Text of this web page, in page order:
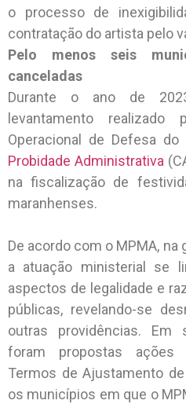
o processo de
contratação do artista pelo
Pelo menos seis
canceladas
Durante o ano de
levantamento
Operacional de Defesa
Probidade Administrativa
na fiscalização de
maranhenses.
De acordo com o MPMA,
a atuação ministerial se
aspectos de legalidade e
públicas, revelando-se
outras providências. Em
foram propostas ações
Termos de Ajustamento
os municípios em que o